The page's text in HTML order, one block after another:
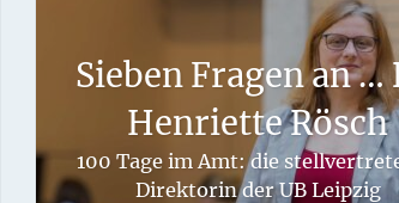
Sieben Fragen an …
Henriette Rösch
100 Tage im Amt: die
Direktorin der UB Leipzig